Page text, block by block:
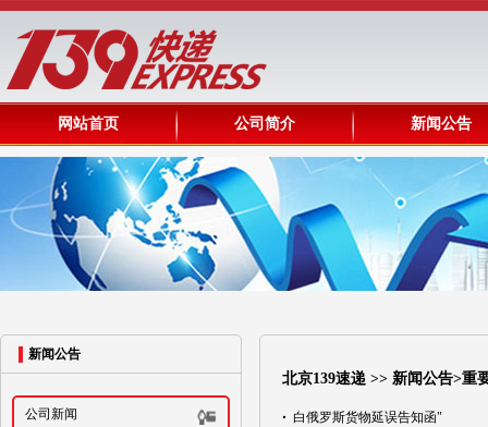
网站首页 公司简介 新闻公告
新闻公告
公司新闻
北京139速递 >> 新闻公告>重
· 白俄罗斯货物延误告知函"